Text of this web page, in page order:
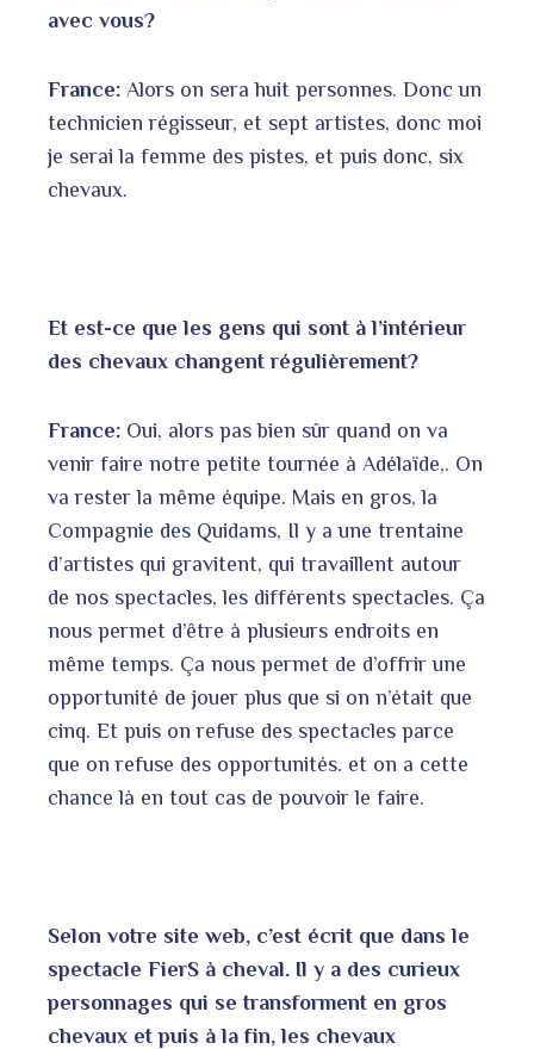
avec vous?
France: Alors on sera huit personnes. Donc un
technicien régisseur, et sept artistes, donc moi
je serai la femme des pistes, et puis donc, six
chevaux.
Et est-ce que les gens qui sont à l’intérieur
des chevaux changent régulièrement?
France: Oui, alors pas bien sûr quand on va
venir faire notre petite tournée à Adélaïde,. On
va rester la même équipe. Mais en gros, la
Compagnie des Quidams, Il y a une trentaine
d’artistes qui gravitent, qui travaillent autour
de nos spectacles, les différents spectacles. Ça
nous permet d’être à plusieurs endroits en
même temps. Ça nous permet de d’offrir une
opportunité de jouer plus que si on n’était que
cinq. Et puis on refuse des spectacles parce
que on refuse des opportunités. et on a cette
chance là en tout cas de pouvoir le faire.
Selon votre site web, c’est écrit que dans le
spectacle FierS à cheval. Il y a des curieux
personnages qui se transforment en gros
chevaux et puis à la fin, les chevaux